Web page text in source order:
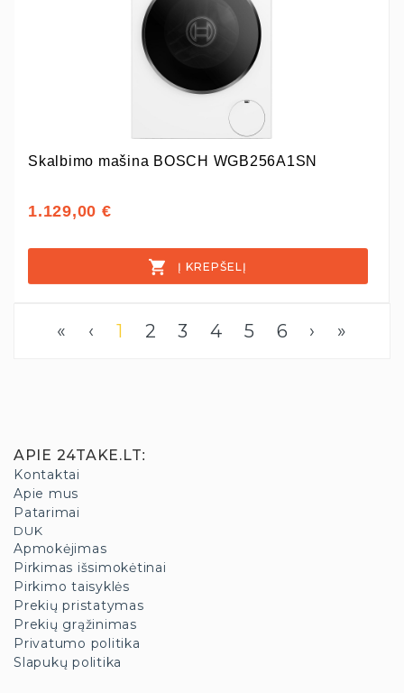
Skalbimo mašina BOSCH WGB256A1SN
1.129,00 €
Į KREPŠELĮ
« ‹ 1 2 3 4 5 6 › »
APIE 24TAKE.LT:
Kontaktai
Apie mus
Patarimai
DUK
Apmokėjimas
Pirkimas išsimokėtinai
Pirkimo taisyklės
Prekių pristatymas
Prekių grąžinimas
Privatumo politika
Slapukų politika